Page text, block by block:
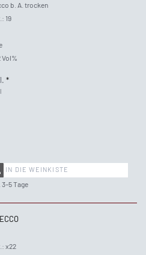
b. A. trocken
19
Vol%
*
IN DIE WEINKISTE
3–5 Tage
x22